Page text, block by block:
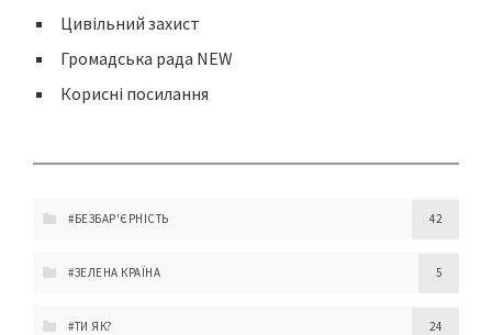
Цивільний захист
Громадська рада NEW
Корисні посилання
#БЕЗБАР'ЄРНІСТЬ 42
#ЗЕЛЕНА КРАЇНА 5
#ТИ ЯК? 24